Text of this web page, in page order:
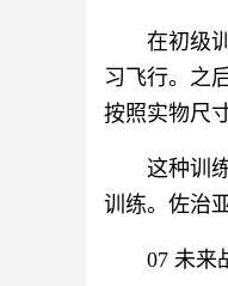
在初级
习飞行。之
按照实物尺
这种训
训练。佐治
07 未来